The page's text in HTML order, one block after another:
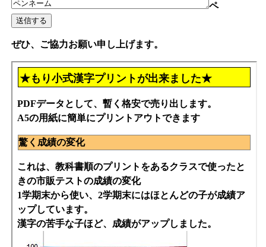
ペ
ぜひ、ご協力お願い申し上げます。